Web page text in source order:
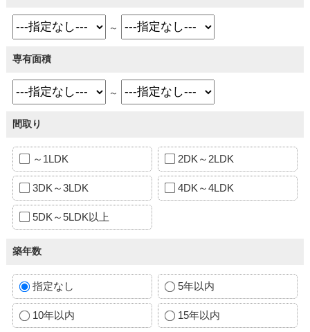
～
専有面積
～
間取り
～1LDK 2DK～2LDK
3DK～3LDK 4DK～4LDK
5DK～5LDK以上
築年数
指定なし 5年以内
10年以内 15年以内